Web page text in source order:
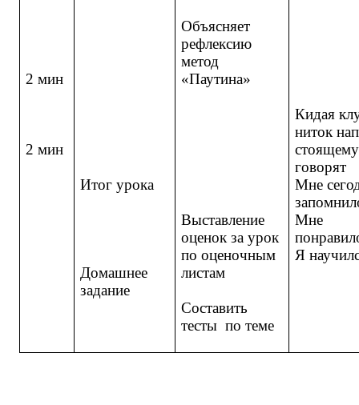
2 мин
2 мин
Итог урока
Домашнее
задание
Объясняет
рефлексию
метод
«Паутина»
Выставление
оценок за урок
по оценочным
листам
Составить
тесты по теме
Кидая
ниток
стоящему
говорят
Мне
Мне
Я